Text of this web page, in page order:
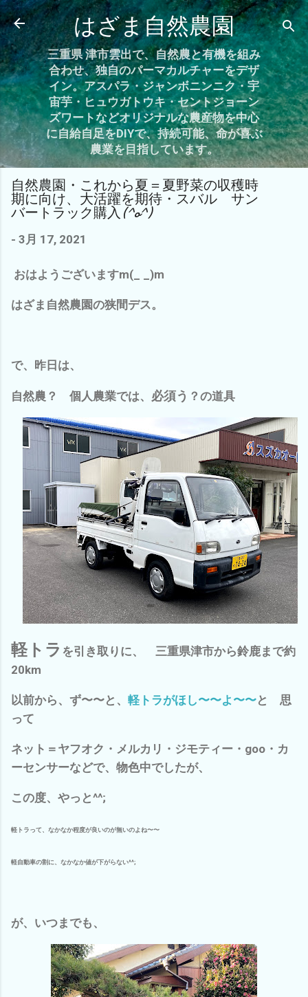
スキップしてメイン コンテンツに移動
はざま自然農園
三重県 津市雲出で、自然農と有機を組み
合わせ、独自のパーマカルチャーをデザ
イン。アスパラ・ジャンボニンニク・宇
宙芋・ヒュウガトウキ・セントジョーン
ズワートなどオリジナルな農産物を中心
に自給自足をDIYで、持続可能、命が喜ぶ
農業を目指しています。
自然農園・これから夏＝夏野菜の収穫時
期に向け、大活躍を期待・スバル サン
バートラック購入(^o^)
- 3月 17, 2021
おはようございますm(_ _)m
はざま自然農園の狭間デス。
で、昨日は、
自然農？ 個人農業では、 必須う ？の道具
軽トラ を引き取りに、
三重県津市から鈴鹿まで約
20km
以前から、ず〜〜と、 軽トラがほし〜〜よ〜〜と 思
って
ネット＝ヤフオク・メルカリ・ジモティー・goo・カ
ーセンサーなどで、物色中でしたが、
この度、やっと^^;
軽トラって、なかなか程度が良いのが無いのよね〜〜
軽自動車の割に、なかなか値が下がらない^^;
が、いつまでも、